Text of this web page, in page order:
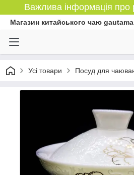
Важлива інформація про
Магазин китайського чаю
Усі товари Посуд для